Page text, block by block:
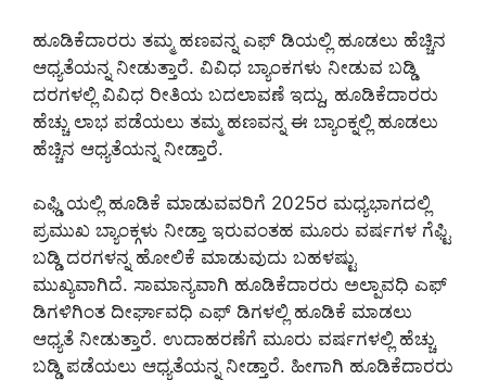
ಹೂಡಿಕೆದಾರರು ತಮ್ಮ ಹಣವನ್ನ ಎಫ್ ಡಿಯಲ್ಲಿ ಹೂಡಲು ಹೆಚ್ಚಿನ
ಆಧ್ಯತೆಯನ್ನ ನೀಡುತ್ತಾರೆ. ವಿವಿಧ ಬ್ಯಾಂಕಗಳು ನೀಡುವ ಬಡ್ಡಿ
ದರಗಳಲ್ಲಿ ವಿವಿಧ ರೀತಿಯ ಬದಲಾವಣೆ ಇದ್ದು, ಹೂಡಿಕೆದಾರರು
ಹೆಚ್ಚು ಲಾಭ ಪಡೆಯಲು ತಮ್ಮ ಹಣವನ್ನ ಈ ಬ್ಯಾಂಕ್ನಲ್ಲಿ ಹೂಡಲು
ಹೆಚ್ಚಿನ ಆಧ್ಯತೆಯನ್ನ ನೀಡ್ತಾರೆ.
ಎಫ್ಡಿ ಯಲ್ಲಿ ಹೂಡಿಕೆ ಮಾಡುವವರಿಗೆ 2025ರ ಮಧ್ಯಭಾಗದಲ್ಲಿ
ಪ್ರಮುಖ ಬ್ಯಾಂಕ್ಗಳು ನೀಡ್ತಾ ಇರುವಂತಹ ಮೂರು ವರ್ಷಗಳ ಗೆಫ್ಟಿ
ಬಡ್ಡಿ ದರಗಳನ್ನ ಹೋಲಿಕೆ ಮಾಡುವುದು ಬಹಳಷ್ಟು
ಮುಖ್ಯವಾಗಿದೆ. ಸಾಮಾನ್ಯವಾಗಿ ಹೂಡಿಕೆದಾರರು ಅಲ್ಪಾವಧಿ ಎಫ್
ಡಿಗಳಿಗಿಂತ ದೀರ್ಘಾವಧಿ ಎಫ್ ಡಿಗಳಲ್ಲಿ ಹೂಡಿಕೆ ಮಾಡಲು
ಆಧ್ಯತೆ ನೀಡುತ್ತಾರೆ. ಉದಾಹರಣೆಗೆ ಮೂರು ವರ್ಷಗಳಲ್ಲಿ ಹೆಚ್ಚು
ಬಡ್ಡಿ ಪಡೆಯಲು ಆಧ್ಯತೆಯನ್ನ ನೀಡ್ತಾರೆ. ಹೀಗಾಗಿ ಹೂಡಿಕೆದಾರರು